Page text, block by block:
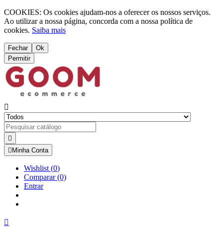
COOKIES: Os cookies ajudam-nos a oferecer os nossos serviços.
Ao utilizar a nossa página, concorda com a nossa política de
cookies. Saiba mais
Fechar
Ok
Permitir


 Minha Conta
Wishlist (0)
Comparar(0)
Entrar
